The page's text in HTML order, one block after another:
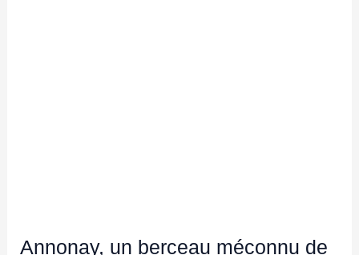
Annonay, un berceau méconnu de